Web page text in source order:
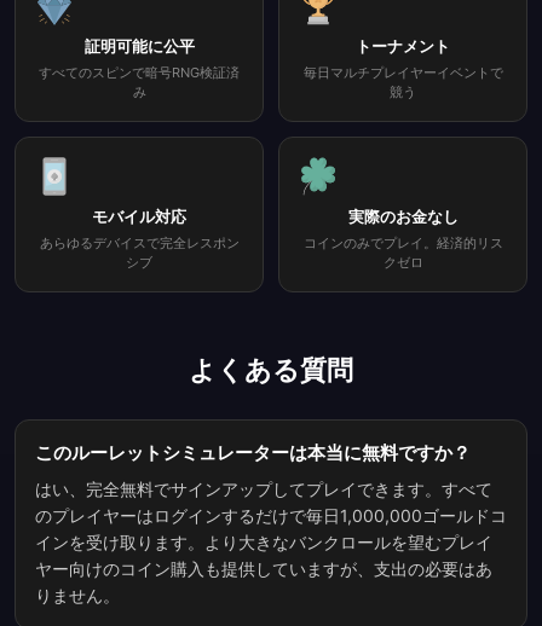
証明可能に公平
すべてのスピンで暗号RNG検証済
み
トーナメント
毎日マルチプレイヤーイベントで
競う
モバイル対応
あらゆるデバイスで完全レスポン
シブ
実際のお金なし
コインのみでプレイ。経済的リス
クゼロ
よくある質問
このルーレットシミュレーターは本当に無料ですか？
はい、完全無料でサインアップしてプレイできます。すべて
のプレイヤーはログインするだけで毎日1,000,000ゴールドコ
インを受け取ります。より大きなバンクロールを望むプレイ
ヤー向けのコイン購入も提供していますが、支出の必要はあ
りません。